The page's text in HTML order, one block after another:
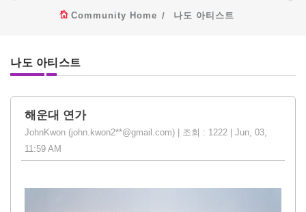
Community Home 나도 아티스트
나도 아티스트
해운대 연가
JohnKwon (john.kwon2**@gmail.com) | 조회 : 1222 | Jun, 03,
11:59 AM